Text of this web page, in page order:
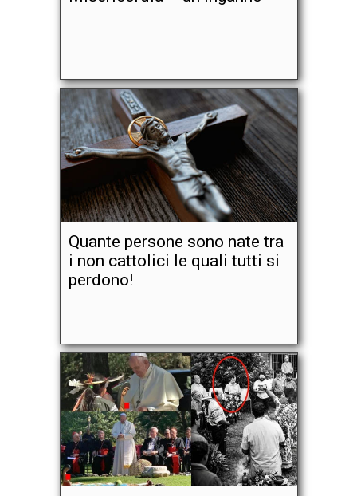
Quante persone sono nate tra
i non cattolici le quali tutti si
perdono!